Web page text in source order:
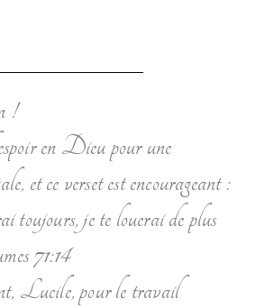
!
en Dieu pour une
et ce verset est encourageant :
toujours, je te louerai de plus
‭71:14‬
Lucile, pour le travail